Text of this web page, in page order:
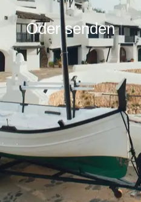
Oder senden
Sie uns eine E